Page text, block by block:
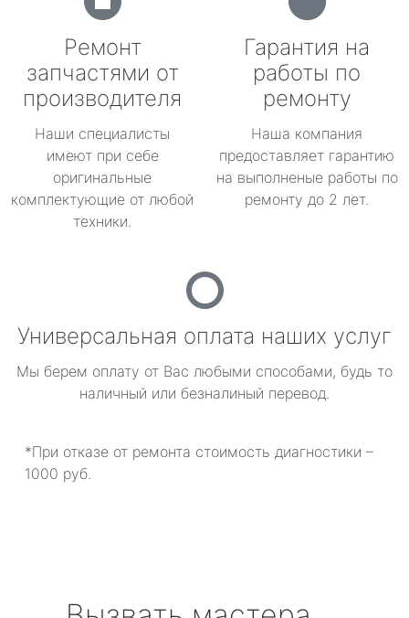
Ремонт
запчастями от
производителя
Наши специалисты
имеют при себе
оригинальные
комплектующие от любой
техники.
Гарантия на
работы по
ремонту
Наша компания
предоставляет гарантию
на выполненые работы по
ремонту до 2 лет.
Универсальная оплата наших услуг
Мы берем оплату от Вас любыми способами, будь то
наличный или безналиный перевод.
*При отказе от ремонта стоимость диагностики –
1000 руб.